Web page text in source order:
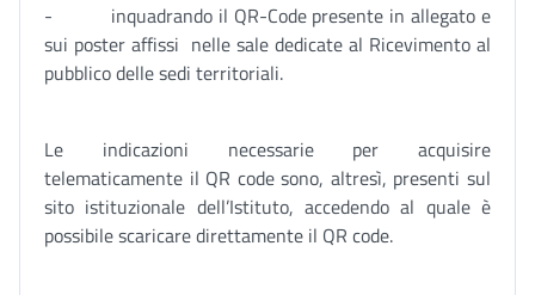
- inquadrando il QR-Code presente in allegato e
sui poster affissi nelle sale dedicate al Ricevimento al
pubblico delle sedi territoriali.
Le indicazioni necessarie per acquisire
telematicamente il QR code sono, altresì, presenti sul
sito istituzionale dell’Istituto, accedendo al quale è
possibile scaricare direttamente il QR code.